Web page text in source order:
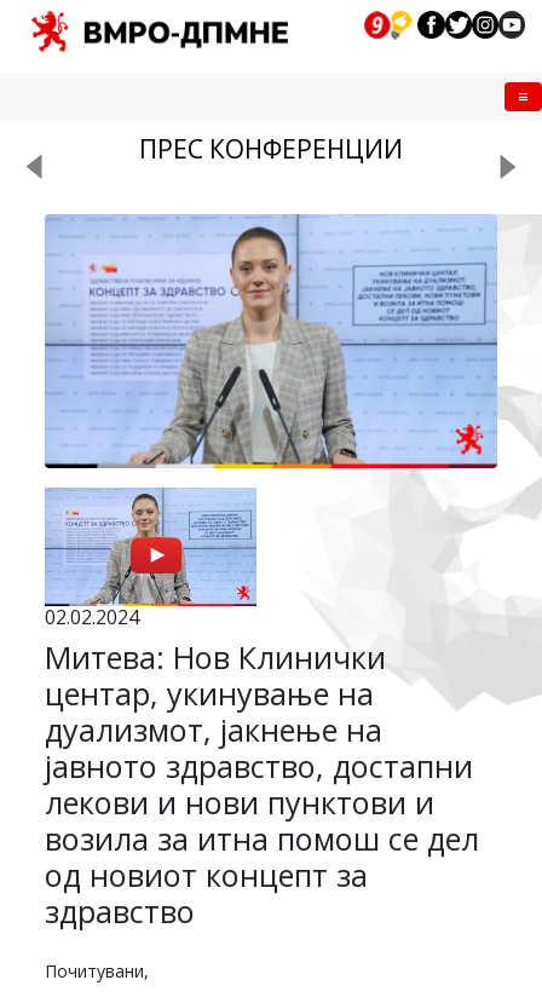
ПРЕС КОНФЕРЕНЦИИ
02.02.2024
Митева: Нов Клинички
центар, укинување на
дуализмот, јакнење на
јавното здравство, достапни
лекови и нови пунктови и
возила за итна помош се дел
од новиот концепт за
здравство
Почитувани,